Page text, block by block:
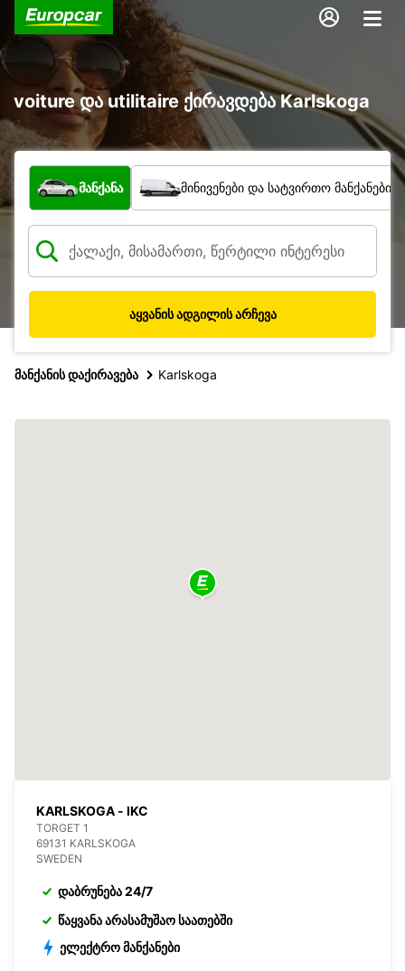
voiture და utilitaire ქირავდება Karlskoga
რა ტიპის ავტომობილი?
მანქანა მინივენები და სატვირთო მანქანები
აყვანის ადგილის არჩევა
მანქანის დაქირავება Karlskoga
KARLSKOGA - IKC
TORGET 1
69131 KARLSKOGA
SWEDEN
დაბრუნება 24/7
წაყვანა არასამუშაო საათებში
ელექტრო მანქანები